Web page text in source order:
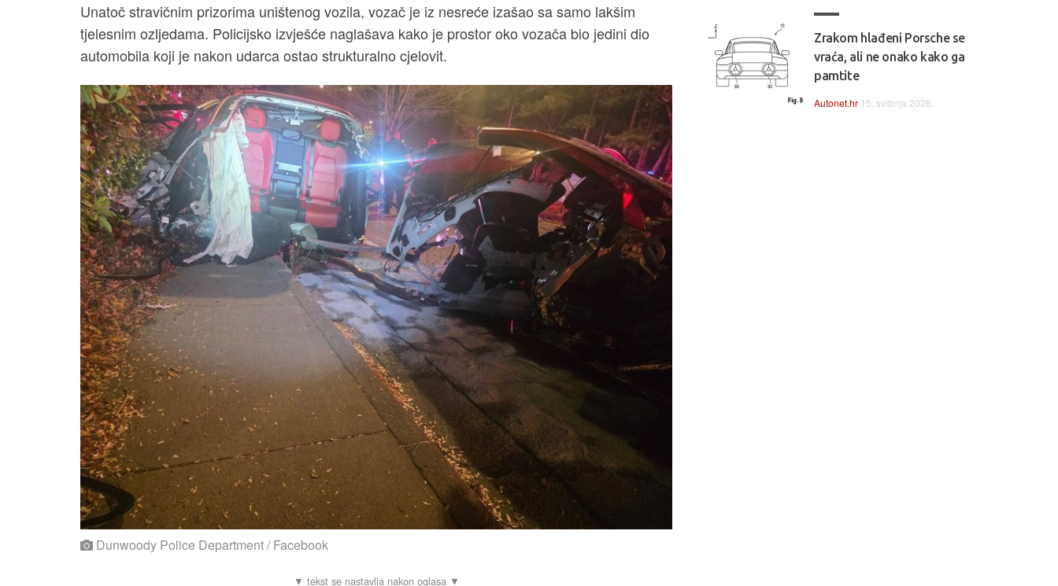
Unatoč stravičnim prizorima uništenog vozila, vozač je iz nesreće izašao sa samo lakšim
tjelesnim ozljedama. Policijsko izvješće naglašava kako je prostor oko vozača bio jedini dio
automobila koji je nakon udarca ostao strukturalno cjelovit.
Dunwoody Police Department / Facebook
Zrakom hlađeni Porsche se
vraća, ali ne onako kako ga
pamtite
Autonet.hr 15. svibnja 2026.